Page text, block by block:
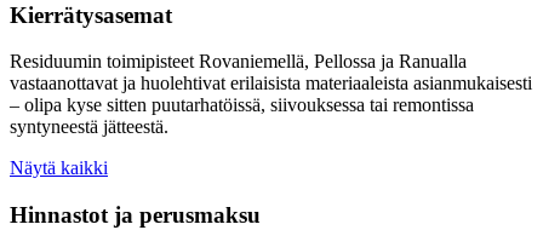
Kierrätysasemat
Residuumin toimipisteet Rovaniemellä, Pellossa ja Ranualla
vastaanottavat ja huolehtivat erilaisista materiaaleista asianmukaisesti
– olipa kyse sitten puutarhatöissä, siivouksessa tai remontissa
syntyneestä jätteestä.
Näytä kaikki
Hinnastot ja perusmaksu